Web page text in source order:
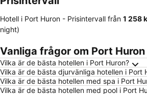
Hotell i Port Huron - Prisintervall från ‎1 258
night)
Vanliga frågor om Port Huron
Vilka är de bästa hotellen i Port Huron?
Vilka är de bästa djurvänliga hotellen i Port
Vilka är de bästa hotellen med spa i Port
Vilka är de bästa hotellen med pool i Port